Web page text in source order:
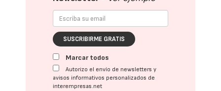
SUSCRIBIRME GRATIS
Marcar todos
Autorizo el envío de newsletters y
avisos informativos personalizados de
interempresas.net